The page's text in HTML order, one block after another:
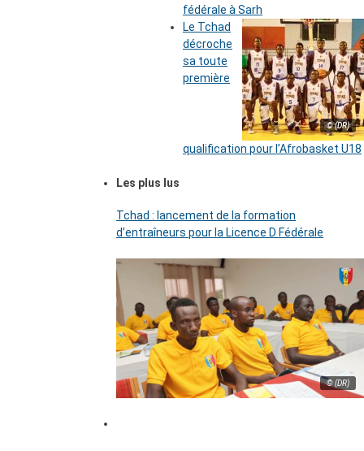
fédérale à Sarh
© (DR)
Le Tchad
décroche
sa toute
première
qualification pour l’Afrobasket U18
Les plus lus
Tchad : lancement de la formation
d’entraîneurs pour la Licence D Fédérale
© (DR)